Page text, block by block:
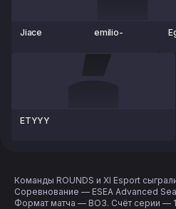
Jiace emiIio-
ETYYY
Команды ROUNDS и XI Esport
Соревнование — ESEA Advanced
Формат матча — BO3. Счёт серии —